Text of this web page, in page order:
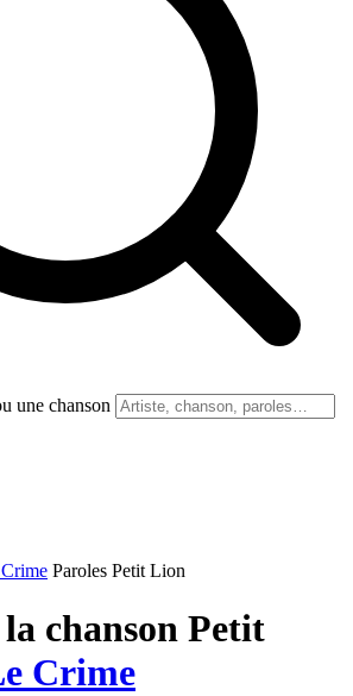
une chanson
Paroles Petit Lion
chanson Petit
Crime